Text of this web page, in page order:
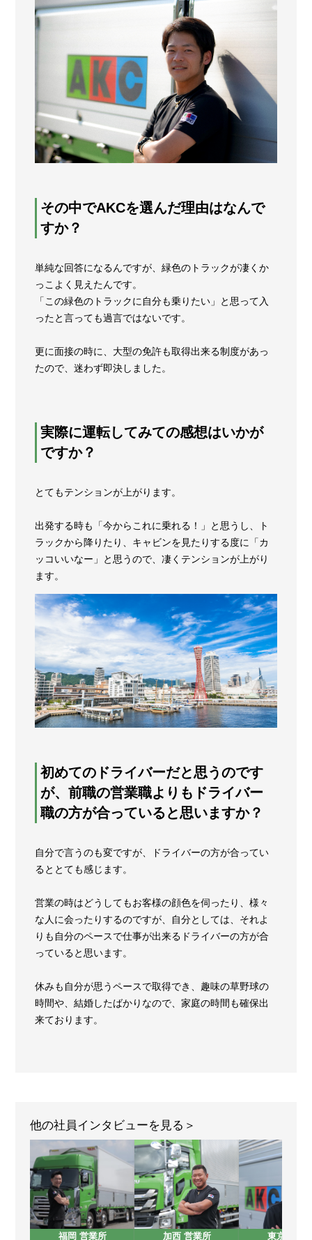
その中でAKCを選んだ理由はなんで
すか？
単純な回答になるんですが、緑色のトラックが凄くか
っこよく見えたんです。
「この緑色のトラックに自分も乗りたい」と思って入
ったと言っても過言ではないです。
更に面接の時に、大型の免許も取得出来る制度があっ
たので、迷わず即決しました。
実際に運転してみての感想はいかが
ですか？
とてもテンションが上がります。
出発する時も「今からこれに乗れる！」と思うし、ト
ラックから降りたり、キャビンを見たりする度に「カ
ッコいいなー」と思うので、凄くテンションが上がり
ます。
初めてのドライバーだと思うのです
が、前職の営業職よりもドライバー
職の方が合っていると思いますか？
自分で言うのも変ですが、ドライバーの方が合ってい
るととても感じます。
営業の時はどうしてもお客様の顔色を伺ったり、様々
な人に会ったりするのですが、自分としては、それよ
りも自分のペースで仕事が出来るドライバーの方が合
っていると思います。
休みも自分が思うペースで取得でき、趣味の草野球の
時間や、結婚したばかりなので、家庭の時間も確保出
来ております。
他の社員インタビューを見る
福岡 営業所 加西 営業所 東京 営業